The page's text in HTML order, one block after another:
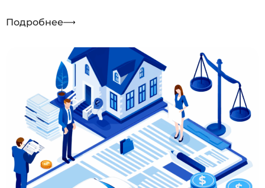
Подробнее